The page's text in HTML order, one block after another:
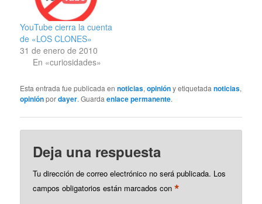
YouTube cierra la cuenta
de «LOS CLONES»
31 de enero de 2010
En «curiosidades»
Esta entrada fue publicada ennoticias,opinióny etiquetadanoticias,
opiniónpordayer. Guardaenlace permanente.
Deja una respuesta
Tu dirección de correo electrónico no será publicada. Los
campos obligatorios están marcados con*